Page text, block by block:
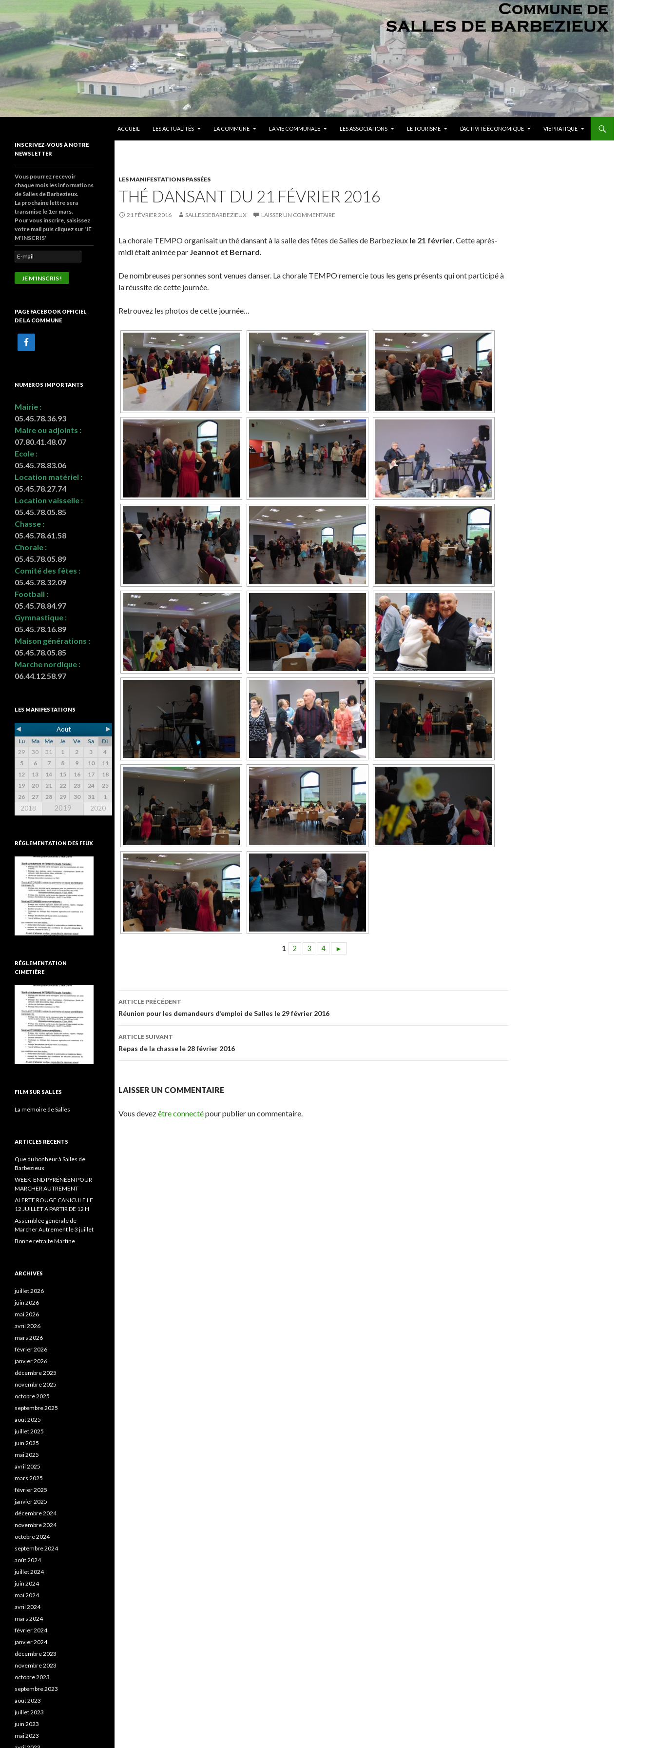
ACCUEIL
LES ACTUALITÉS LA COMMUNE LA VIE COMMUNALE LES ASSOCIATIONS LE TOURISME L’ACTIVITÉ ÉCONOMIQUE VIE PRATIQUE
LES MANIFESTATIONS PASSÉES
THÉ DANSANT DU 21 FÉVRIER 2016
21 FÉVRIER 2016 SALLESDEBARBEZIEUX LAISSER UN COMMENTAIRE
La chorale TEMPO organisait un thé dansant à la salle des fêtes de Salles de Barbezieux le 21 février. Cette après-
midi était animée par Jeannot et Bernard.
De nombreuses personnes sont venues danser. La chorale TEMPO remercie tous les gens présents qui ont participé à
la réussite de cette journée.
Retrouvez les photos de cette journée…
1 2 3 4 ►
Navigation de l’article
ARTICLE PRÉCÉDENT
Réunion pour les demandeurs d’emploi de Salles le 29 février 2016
ARTICLE SUIVANT
Repas de la chasse le 28 février 2016
LAISSER UN COMMENTAIRE
Vous devezêtre connectépour publier un commentaire.
Le site de salles de barbezieux
INSCRIVEZ-VOUS À NOTRE
NEWSLETTER
Vous pourrez recevoir
chaque mois les informations
de Salles de Barbezieux.
La prochaine lettre sera
transmise le 1er mars.
Pour vous inscrire, saisissez
votre mail puis cliquez sur 'JE
M'INSCRIS'
PAGE FACEBOOK OFFICIEL
DE LA COMMUNE
NUMÉROS IMPORTANTS
Mairie :
05.45.78.36.93
Maire ou adjoints :
07.80.41.48.07
Ecole :
05.45.78.83.06
Location matériel :
05.45.78.27.74
Location vaisselle :
05.45.78.05.85
Chasse :
05.45.78.61.58
Chorale :
05.45.78.05.89
Comité des fêtes :
05.45.78.32.09
Football :
05.45.78.84.97
Gymnastique :
05.45.78.16.89
Maison générations :
05.45.78.05.85
Marche nordique :
06.44.12.58.97
LES MANIFESTATIONS
◄ Août ►
Lu Ma Me Je Ve Sa
Di
29
30 31 1 2 3
4
5
6 7 8 9 10
11
12
13 14 15 16 17
18
19
20 21 22 23 24
25
26
27 28 29 30 31 1
2018 2019 2020
RÉGLEMENTATION DES FEUX
RÉGLEMENTATION
CIMETIÈRE
FILM SUR SALLES
La mémoire de Salles
ARTICLES RÉCENTS
Que du bonheur à Salles de
Barbezieux
WEEK-END PYRÉNÉEN POUR
MARCHER AUTREMENT
ALERTE ROUGE CANICULE LE
12 JUILLET A PARTIR DE 12 H
Assemblée générale de
Marcher Autrement le 3 juillet
Bonne retraite Martine
ARCHIVES
juillet 2026
juin 2026
mai 2026
avril 2026
mars 2026
février 2026
janvier 2026
décembre 2025
novembre 2025
octobre 2025
septembre 2025
août 2025
juillet 2025
juin 2025
mai 2025
avril 2025
mars 2025
février 2025
janvier 2025
décembre 2024
novembre 2024
octobre 2024
septembre 2024
août 2024
juillet 2024
juin 2024
mai 2024
avril 2024
mars 2024
février 2024
janvier 2024
décembre 2023
novembre 2023
octobre 2023
septembre 2023
août 2023
juillet 2023
juin 2023
mai 2023